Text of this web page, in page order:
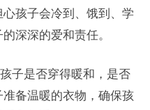
孩子会冷到、饿到、学
深深的爱和责任。
子是否穿得暖和，是否
备温暖的衣物，确保孩